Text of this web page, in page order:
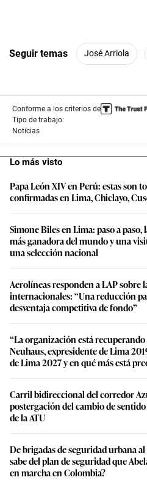
Seguir temas José Arriola
Conforme a los criterios de
Tipo de trabajo:
Noticias
Lo más visto
Papa León XIV en Perú: estas son
confirmadas en Lima, Chiclayo,
Simone Biles en Lima: paso a paso,
más ganadora del mundo y una
una selección nacional
Aerolíneas responden a LAP sobre
internacionales: “Una reducción
desventaja competitiva de fondo”
“La organización está
Neuhaus, expresidente de Lima
de Lima 2027 y en qué más está
Carril bidireccional del corredor
postergación del cambio de
de la ATU
De brigadas de seguridad urbana
sabe del plan de seguridad que
en marcha en Colombia?